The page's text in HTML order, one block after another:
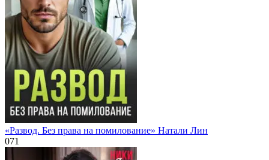
«Развод. Без права на помилование» Натали Лин
071